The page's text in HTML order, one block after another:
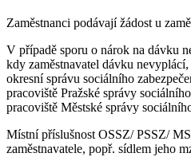
Zaměstnanci podávají žádost u
V případě sporu o nárok na dávku
kdy zaměstnavatel dávku
okresní správu sociálního
pracoviště Pražské správy
pracoviště Městské správy
Místní příslušnost OSSZ/ PSSZ/
zaměstnavatele, popř. sídlem jeho